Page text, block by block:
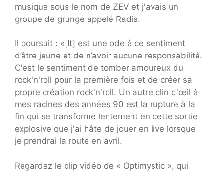
musique sous le nom de ZEV et j'avais un
groupe de grunge appelé Radis.
Il poursuit : «[It] est une ode à ce sentiment
d’être jeune et de n’avoir aucune responsabilité.
C'est le sentiment de tomber amoureux du
rock'n'roll pour la première fois et de créer sa
propre création rock'n'roll. Un autre clin d'œil à
mes racines des années 90 est la rupture à la
fin qui se transforme lentement en cette sortie
explosive que j'ai hâte de jouer en live lorsque
je prendrai la route en avril.
Regardez le clip vidéo de « Optimystic », qui